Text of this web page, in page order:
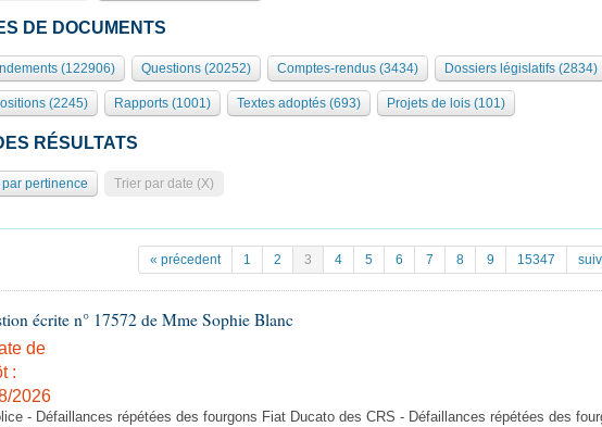
DE DOCUMENTS
(122906) Questions (20252) Comptes-rendus (3434) Dossiers législatifs (2834)
(2245) Rapports (1001) Textes adoptés (693) Projets de lois (101)
RÉSULTATS
par pertinence Trier par date (X)
« précedent 1 2 3 4 5 6 7 8 9 15347
écrite n° 17572 de Mme Sophie Blanc
de
:
2026
- Défaillances répétées des fourgons Fiat Ducato des CRS - Défaillances répétées des